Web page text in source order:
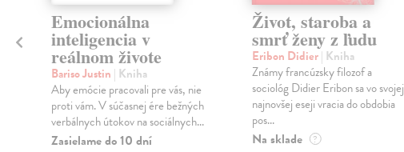
Emocionálna
inteligencia v
reálnom živote
Bariso Justin | Kniha
Aby emócie pracovali pre vás, nie
proti vám. V súčasnej ére bežných
verbálnych útokov na sociálnych...
Zasielame do 10 dní
Život, staroba a
smrť ženy z ľudu
Eribon Didier| Kniha
Známy francúzsky filozof a
sociológ Didier Eribon sa vo svojej
najnovšej eseji vracia do obdobia
pos...
Na sklade ?